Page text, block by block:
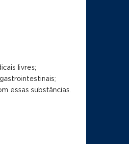
livres;
essas substâncias.